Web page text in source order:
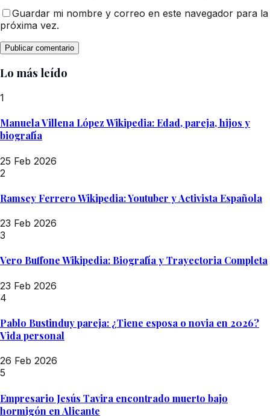
Guardar mi nombre y correo en este navegador para la
próxima vez.
Lo más leído
1
Manuela Villena López Wikipedia: Edad, pareja, hijos y
biografía
25 Feb 2026
2
Ramsey Ferrero Wikipedia: Youtuber y Activista Española
23 Feb 2026
3
Vero Buffone Wikipedia: Biografía y Trayectoria Completa
23 Feb 2026
4
Pablo Bustinduy pareja: ¿Tiene esposa o novia en 2026?
Vida personal
26 Feb 2026
5
Empresario Jesús Tavira encontrado muerto bajo
hormigón en Alicante